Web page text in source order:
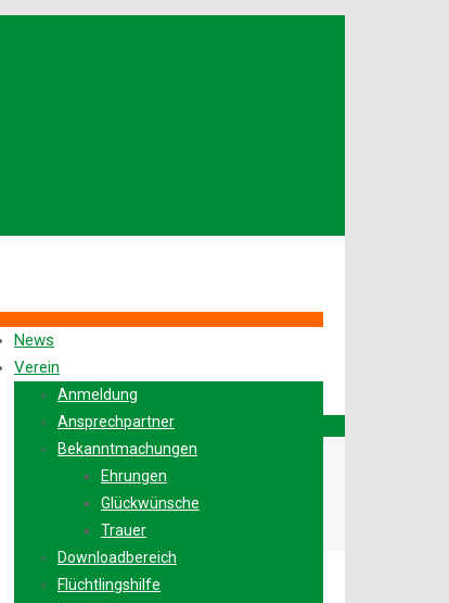
News
Verein
Anmeldung
Ansprechpartner
Bekanntmachungen
Ehrungen
Glückwünsche
Trauer
Downloadbereich
Flüchtlingshilfe